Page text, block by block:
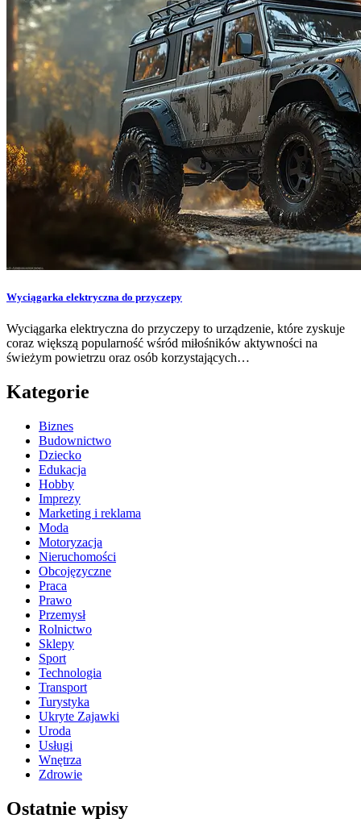
Wyciągarka elektryczna do przyczepy
Wyciągarka elektryczna do przyczepy to urządzenie, które zyskuje
coraz większą popularność wśród miłośników aktywności na
świeżym powietrzu oraz osób korzystających…
Kategorie
Biznes
Budownictwo
Dziecko
Edukacja
Hobby
Imprezy
Marketing i reklama
Moda
Motoryzacja
Nieruchomości
Obcojęzyczne
Praca
Prawo
Przemysł
Rolnictwo
Sklepy
Sport
Technologia
Transport
Turystyka
Ukryte Zajawki
Uroda
Usługi
Wnętrza
Zdrowie
Ostatnie wpisy